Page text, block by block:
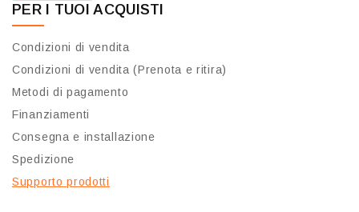
PER I TUOI ACQUISTI
Condizioni di vendita
Condizioni di vendita (Prenota e ritira)
Metodi di pagamento
Finanziamenti
Consegna e installazione
Spedizione
Supporto prodotti